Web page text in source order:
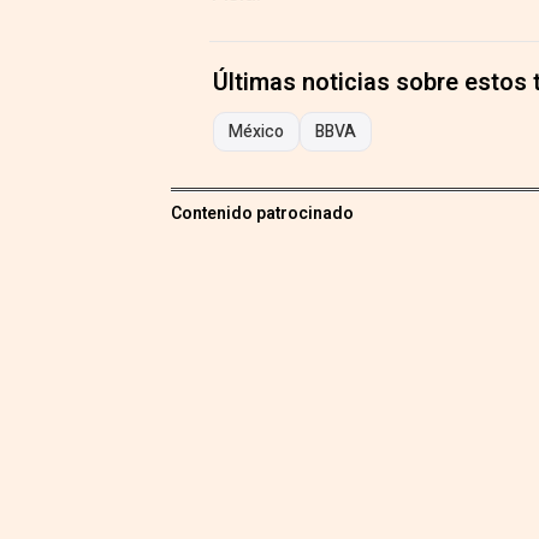
Últimas noticias sobre estos
México BBVA
Contenido patrocinado